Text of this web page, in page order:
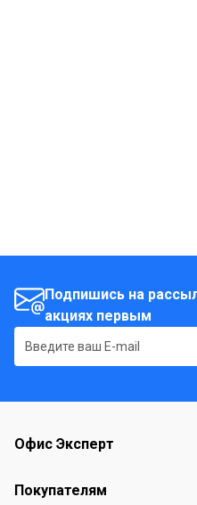
Подпишись на
акциях первым
Офис Эксперт
Покупателям